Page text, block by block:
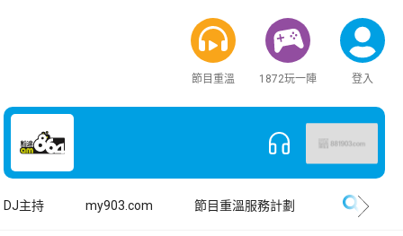
節目重溫 1872玩一陣 登入
DJ主持 my903.com 節目重溫服務計劃